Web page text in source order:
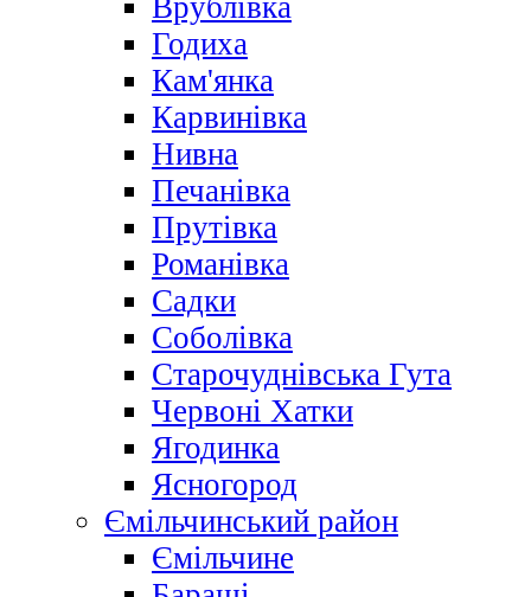
Врублівка
Годиха
Кам'янка
Карвинівка
Нивна
Печанівка
Прутівка
Романівка
Садки
Соболівка
Старочуднівська Гута
Червоні Хатки
Ягодинка
Ясногород
Ємільчинський район
Ємільчине